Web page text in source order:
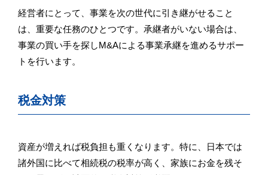
経営者にとって、事業を次の世代に引き継がせること
は、重要な任務のひとつです。承継者がいない場合は、
事業の買い手を探しM&Aによる事業承継を進めるサポー
トを行います。
税金対策
資産が増えれば税負担も重くなります。特に、日本では
諸外国に比べて相続税の税率が高く、家族にお金を残そ